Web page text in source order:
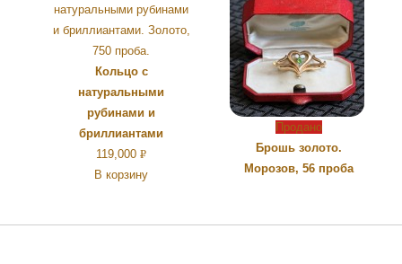
Кольцо с
натуральными
рубинами и
бриллиантами
119,000 Р
УБ.
В корзину
Продано
Брошь золото.
Морозов, 56 проба